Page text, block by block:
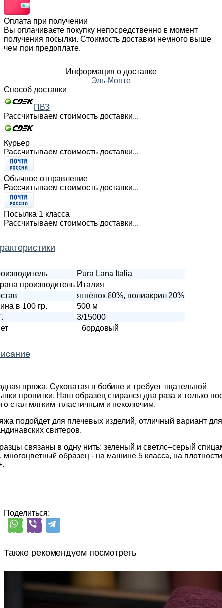
Оплата при получении
Вы оплачиваете покупку непосредственно в момент
получения посылки. Стоимость доставки немного выше
чем при предоплате.
Информация о доставке
Эль-Монте
Способ доставки
ПВЗ
Рассчитываем стоимость доставки...
Курьер
Рассчитываем стоимость доставки...
Обычное отправление
Рассчитываем стоимость доставки...
Посылка 1 класса
Рассчитываем стоимость доставки...
Pura Lana Italia
производитель Италия
ягнёнок 80%, полиакрил 20%
в 100 гр.
500 м
3/15000
бордовый
пряжа. Суховатая в бобине и требует тщательной
пропитки. Наш образец стирался два раза и только
стал мягким, пластичным и неколючим.
подойдет для плечевых изделий, отличный вариант для
свитеров.
связаны в одну нить: зеленый и светло–серый
многоцветный образец - на машине 5 класса, на плотности
Поделиться:
Также рекомендуем посмотреть
Микропайетки на
хлопке